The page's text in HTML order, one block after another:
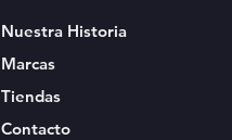
Nuestra Historia
Marcas
Tiendas
Contacto